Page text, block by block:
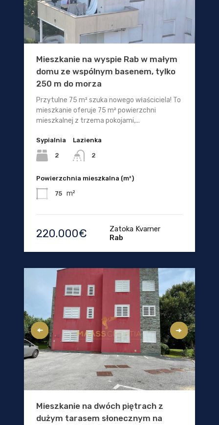
Mieszkanie na wyspie Rab w małym
domu ze wspólnym basenem, tylko
250 m do morza
Przytulne 75 m² szuka nowego właściciela! To
mieszkanie oferuje 75 m² powierzchni
mieszkalnej z trzema pokojami,...
Sypialnia
2
Lazienka
2
Powierzchnia mieszkalna (m²)
75 m²
220.000€
Zatoka Kvarner
Rab
Mieszkanie na dwóch piętrach z
dużym tarasem słonecznym na